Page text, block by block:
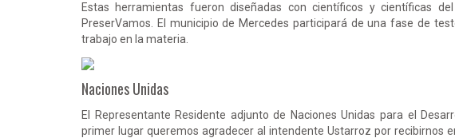
Estas herramientas fueron diseñadas con científicos y científicas
PreserVamos. El municipio de Mercedes participará de una fase de
trabajo en la materia.
Naciones Unidas
El Representante Residente adjunto de Naciones Unidas para el
primer lugar queremos agradecer al intendente Ustarroz por recibirnos